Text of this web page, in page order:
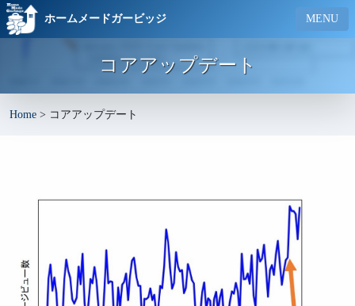
ホームメードガービッジ MENU
コアアップデート
Home > コアアップデート